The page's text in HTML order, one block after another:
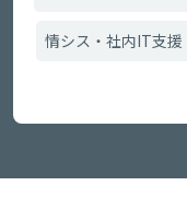
情シス・社内IT支援